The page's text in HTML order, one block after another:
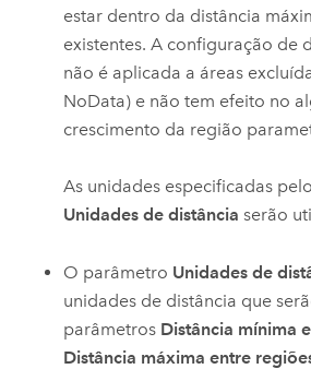
estar dentro da distância
existentes. A configuração de
não é aplicada a áreas
NoData) e não tem efeito no
crescimento da região
As unidades especificadas
Unidades de distância serão
O parâmetro Unidades de
unidades de distância que
parâmetros Distância mínima
Distância máxima entre